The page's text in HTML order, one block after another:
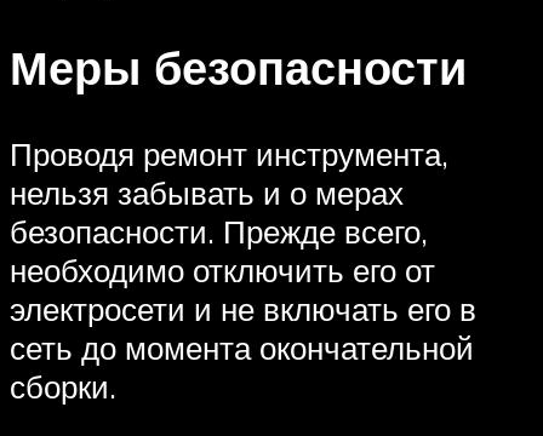
Меры безопасности
Проводя ремонт инструмента,
нельзя забывать и о мерах
безопасности. Прежде всего,
необходимо отключить его от
электросети и не включать его в
сеть до момента окончательной
сборки.